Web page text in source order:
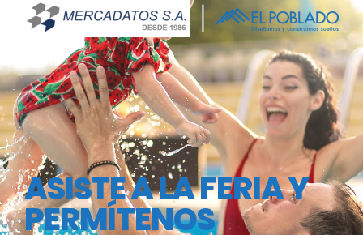
ASISTE A LA FERIA Y
PERMÍTENOS